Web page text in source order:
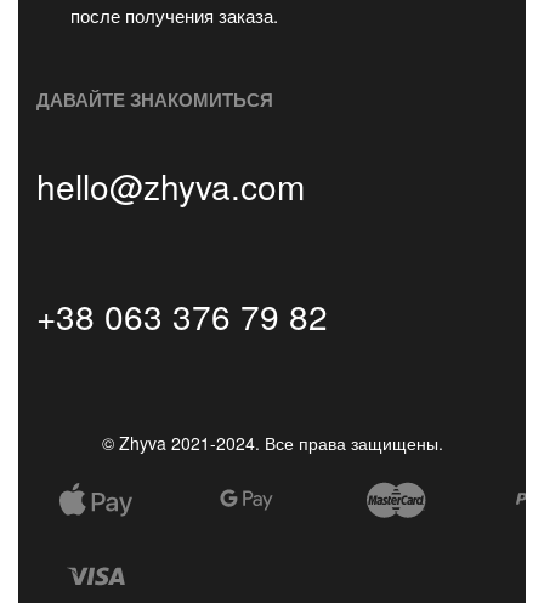
после получения заказа.
ДАВАЙТЕ ЗНАКОМИТЬСЯ
hello@zhyva.com
+38 063 376 79 82
© Zhyva 2021-2024. Все права защищены.